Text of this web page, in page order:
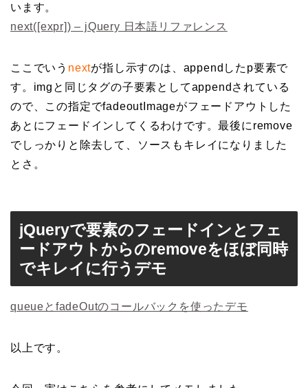
います。
next([expr]) – jQuery 日本語リファレンス
ここでいう nextが指し示すのは、appendしたp要素で
す。imgと同じタグの子要素としてappendされている
ので、この指定でfadeoutImageがフェードアウトした
あとにフェードインしてくるわけです。最後にremove
でしっかりと除去して、ソースもキレイになりました
とさ。
jQueryで要素のフェードインとフェ
ードアウトからのremoveをほぼ同時
でキレイに行うデモ
queueとfadeOutのコールバックを使ったデモ
以上です。